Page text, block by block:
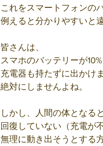
これをスマートフォンの
例えると分かりやすいと
皆さんは、
スマホのバッテリーが
充電器も持たずに出かけ
絶対にしませんよね。
しかし、人間の体となると
回復していない（充電が
無理に動き出そうとする